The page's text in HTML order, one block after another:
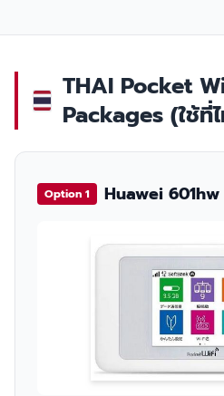
THAI Pocket
Packages (ใช้ที่
Option 1 Huawei 601hw